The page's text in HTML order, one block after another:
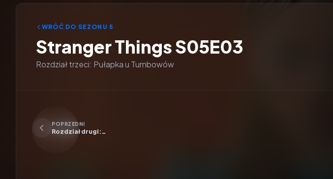
WRÓĆ DO SEZONU 5
Stranger Things S05E03
Rozdział trzeci: Pułapka u Turnbowów
POPRZEDNI
Rozdział drugi: